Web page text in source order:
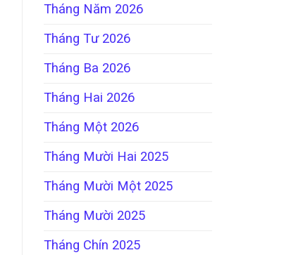
Tháng Năm 2026
Tháng Tư 2026
Tháng Ba 2026
Tháng Hai 2026
Tháng Một 2026
Tháng Mười Hai 2025
Tháng Mười Một 2025
Tháng Mười 2025
Tháng Chín 2025